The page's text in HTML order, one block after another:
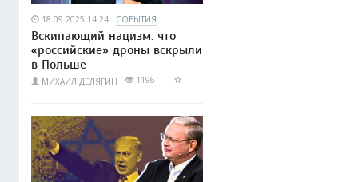
18.09.2025 14:24 СОБЫТИЯ
Вскипающий нацизм: что
«российские» дроны вскрыли
в Польше
МИХАИЛ ДЕЛЯГИН 1196